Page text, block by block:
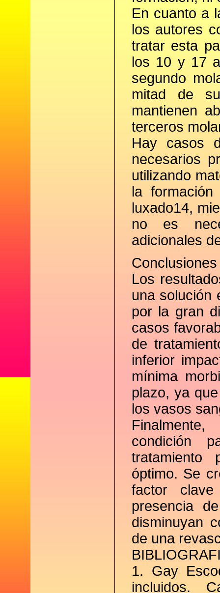
En cuanto a
los autores
tratar esta
los 10 y 17
segundo
mitad de
mantienen
terceros
Hay casos
necesarios
utilizando
la
luxado14,
no es
adicionales
Conclusiones
Los
una solución
por la gran
casos
de
inferior
mínima
plazo, ya
los vasos
condición
tratamiento
óptimo. Se
factor
presencia
disminuyan
de una
1. Gay
incluidos.